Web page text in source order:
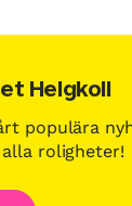
Helgkoll
populära
roligheter!